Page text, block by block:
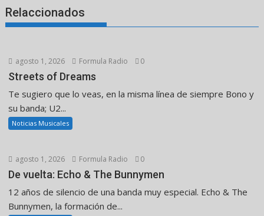
Relaccionados
agosto 1, 2026 Formula Radio 0
Streets of Dreams
Te sugiero que lo veas, en la misma línea de siempre Bono y
su banda; U2...
Noticias Musicales
agosto 1, 2026 Formula Radio 0
De vuelta: Echo & The Bunnymen
12 años de silencio de una banda muy especial. Echo & The
Bunnymen, la formación de...